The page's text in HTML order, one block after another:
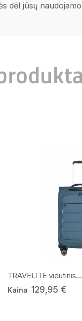
dėl jūsų
TRAVELITE vidutinis...
Kaina 129,95 €